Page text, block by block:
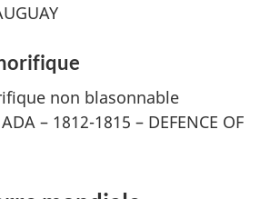
non blasonnable
– 1812-1815 – DEFENCE OF